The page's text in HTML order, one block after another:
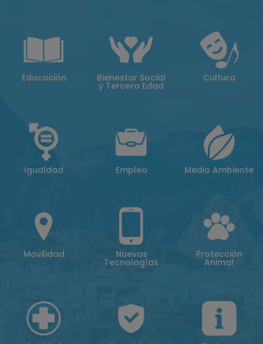
Educación Bienestar Social
y Tercera Edad
Cultura
Igualdad Empleo Medio Ambiente
Movilidad Nuevas
Tecnologías
Protección
Animal